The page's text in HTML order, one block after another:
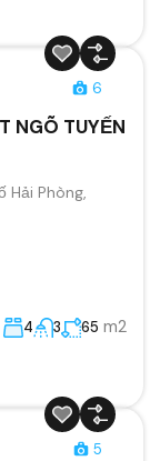
6
NGÕ TUYẾN
Hải Phòng,
4 3 65 m2
5